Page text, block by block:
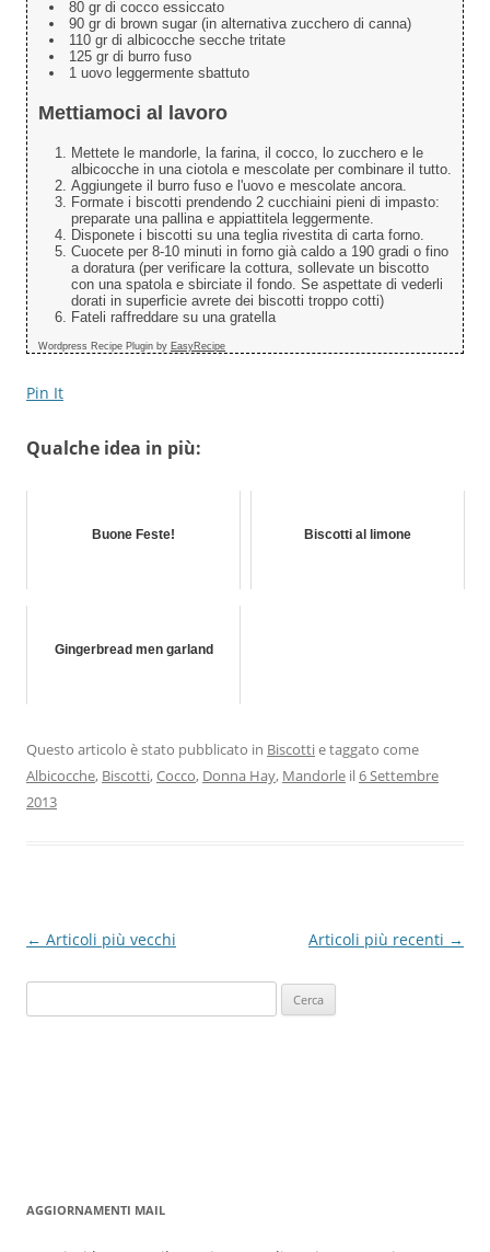
80 gr di cocco essiccato
90 gr di brown sugar (in alternativa zucchero di canna)
110 gr di albicocche secche tritate
125 gr di burro fuso
1 uovo leggermente sbattuto
Mettiamoci al lavoro
Mettete le mandorle, la farina, il cocco, lo zucchero e le
albicocche in una ciotola e mescolate per combinare il tutto.
Aggiungete il burro fuso e l'uovo e mescolate ancora.
Formate i biscotti prendendo 2 cucchiaini pieni di impasto:
preparate una pallina e appiattitela leggermente.
Disponete i biscotti su una teglia rivestita di carta forno.
Cuocete per 8-10 minuti in forno già caldo a 190 gradi o fino
a doratura (per verificare la cottura, sollevate un biscotto
con una spatola e sbirciate il fondo. Se aspettate di vederli
dorati in superficie avrete dei biscotti troppo cotti)
Fateli raffreddare su una gratella
Wordpress Recipe Plugin by EasyRecipe
Pin It
Qualche idea in più:
Buone Feste! Biscotti al limone
Gingerbread men garland
Questo articolo è stato pubblicato in Biscottie taggato come
Albicocche, Biscotti,Cocco, Donna Hay, Mandorle il6 Settembre
2013
Navigazione
← Articoli più vecchi Articoli più recenti →
per:
AGGIORNAMENTI MAIL